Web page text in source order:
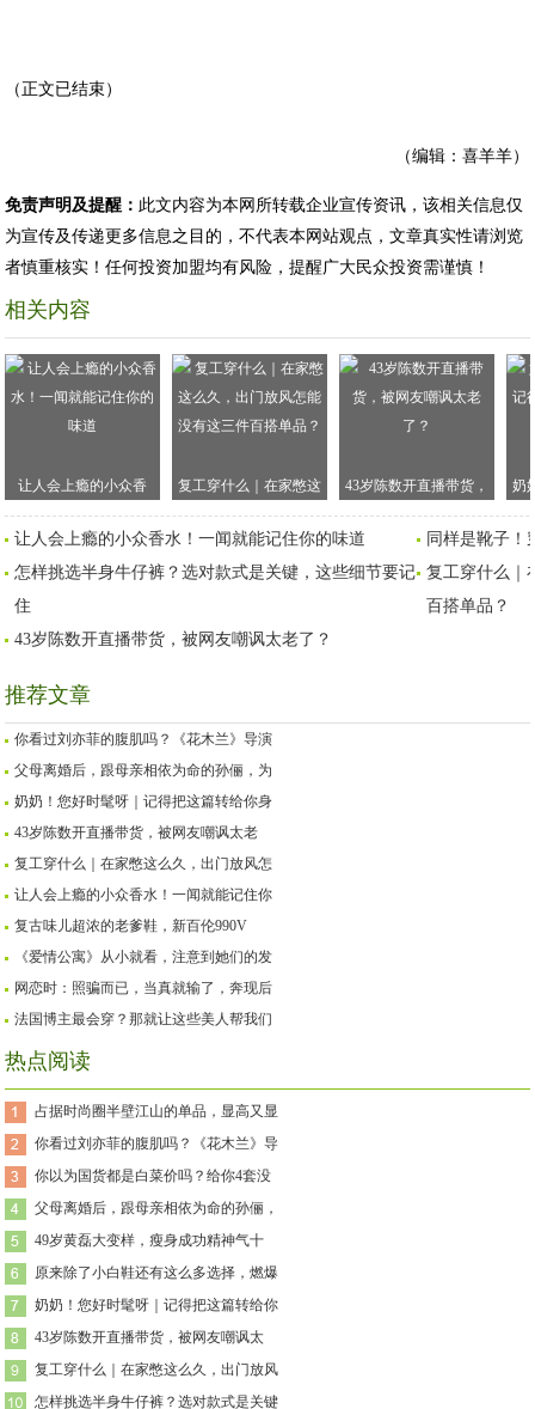
（正文已结束）
（编辑：喜羊羊）
免责声明及提醒： 此文内容为本网所转载企业宣传资讯，该相关信息仅
为宣传及传递更多信息之目的，不代表本网站观点，文章真实性请浏览
者慎重核实！任何投资加盟均有风险，提醒广大民众投资需谨慎！
相关内容
让人会上瘾的小众香
水！一闻就能记住你的
味道
复工穿什么｜在家憋这
么久，出门放风怎能没
有这三件百搭单品？
43岁陈数开直播带货，
被网友嘲讽太老了？
奶
得
让人会上瘾的小众香水！一闻就能记住你的味道
同样是靴子！
怎样挑选半身牛仔裤？选对款式是关键，这些细节要记
住
复工穿什么｜
百搭单品？
43岁陈数开直播带货，被网友嘲讽太老了？
推荐文章
你看过刘亦菲的腹肌吗？《花木兰》导演
父母离婚后，跟母亲相依为命的孙俪，为
奶奶！您好时髦呀｜记得把这篇转给你身
43岁陈数开直播带货，被网友嘲讽太老
复工穿什么｜在家憋这么久，出门放风怎
让人会上瘾的小众香水！一闻就能记住你
复古味儿超浓的老爹鞋，新百伦990V
《爱情公寓》从小就看，注意到她们的发
网恋时：照骗而已，当真就输了，奔现后
法国博主最会穿？那就让这些美人帮我们
热点阅读
占据时尚圈半壁江山的单品，显高又显
你看过刘亦菲的腹肌吗？《花木兰》导
你以为国货都是白菜价吗？给你4套没
父母离婚后，跟母亲相依为命的孙俪，
49岁黄磊大变样，瘦身成功精神气十
原来除了小白鞋还有这么多选择，燃爆
奶奶！您好时髦呀｜记得把这篇转给你
43岁陈数开直播带货，被网友嘲讽太
复工穿什么｜在家憋这么久，出门放风
怎样挑选半身牛仔裤？选对款式是关键